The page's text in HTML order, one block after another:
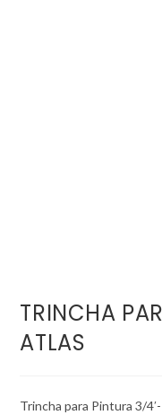
TRINCHA
ATLAS
Trincha para Pintura 3/